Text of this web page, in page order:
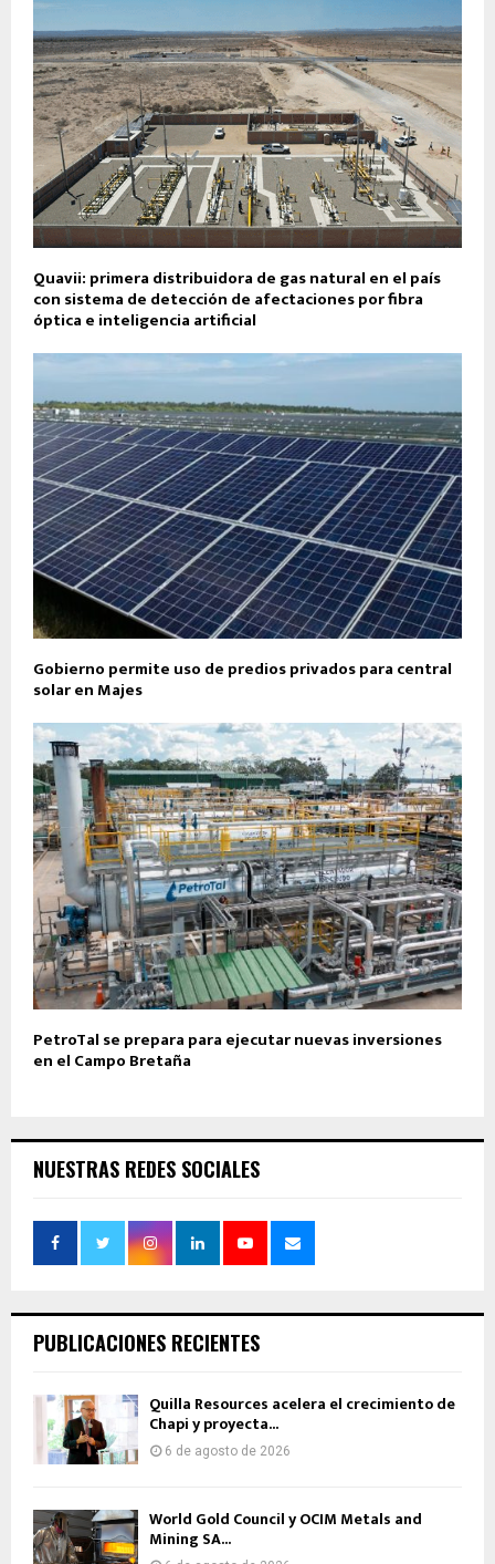
Quavii: primera distribuidora de gas natural en el país
con sistema de detección de afectaciones por fibra
óptica e inteligencia artificial
Gobierno permite uso de predios privados para central
solar en Majes
PetroTal se prepara para ejecutar nuevas inversiones
en el Campo Bretaña
NUESTRAS REDES SOCIALES
PUBLICACIONES RECIENTES
Quilla Resources acelera el crecimiento de
Chapi y proyecta...
6 de agosto de 2026
World Gold Council y OCIM Metals and
Mining SA...